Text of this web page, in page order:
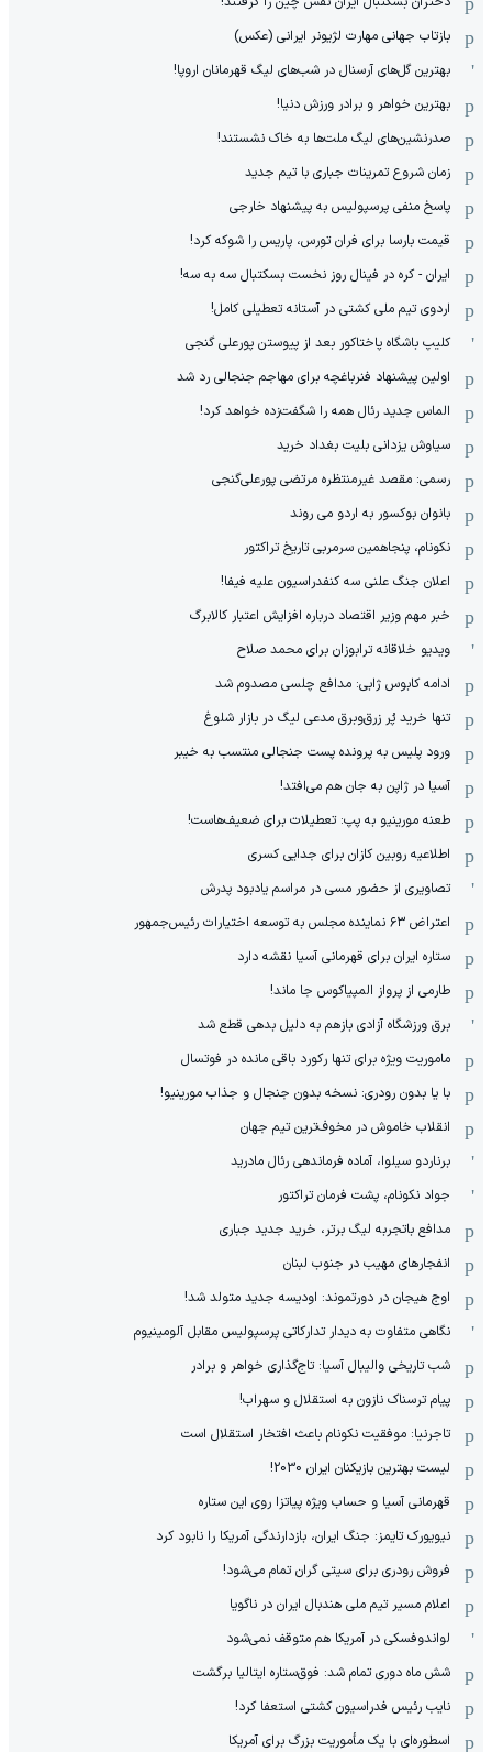
بازتاب جهانی مهارت لژیونر ایرانی (عکس)
بهترین گل‌های آرسنال در شب‌های لیگ قهرمانان اروپا!
بهترین خواهر و برادر ورزش دنیا!
صدرنشین‌های لیگ ملت‌ها به خاک نشستند!
زمان شروع تمرینات جباری با تیم جدید
پاسخ منفی پرسپولیس به پیشنهاد خارجی
قیمت بارسا برای فران تورس، پاریس را شوکه کرد!
ایران - کره در فینال روز نخست بسکتبال سه به سه!
اردوی تیم ملی کشتی در آستانه تعطیلی کامل!
کلیپ باشگاه پاختاکور بعد از پیوستن پورعلی گنجی
اولین پیشنهاد فنرباغچه برای مهاجم جنجالی رد شد
الماس جدید رئال همه را شگفت‌زده خواهد کرد!
سیاوش یزدانی بلیت بغداد خرید
رسمی: مقصد غیرمنتظره مرتضی پورعلی‌گنجی
بانوان بوکسور به اردو می روند
نکونام، پنجاهمین سرمربی تاریخ تراکتور
اعلان جنگ علنی سه کنفدراسیون علیه فیفا!
خبر مهم وزیر اقتصاد درباره افزایش اعتبار کالابرگ
ویدیو خلاقانه ترابوزان برای محمد صلاح
ادامه کابوس ژابی: مدافع چلسی مصدوم شد
تنها خرید پُر زرق‌وبرق مدعی لیگ در بازار شلوغ
ورود پلیس به پرونده پست جنجالی منتسب به خیبر
آسیا در ژاپن به جان هم می‌افتد!
طعنه مورینیو به پپ: تعطیلات برای ضعیف‌هاست!
اطلاعیه روبین کازان برای جدایی کسری
تصاویری از حضور مسی در مراسم یادبود پدرش
اعتراض ۶۳ نماینده مجلس به توسعه اختیارات رئیس‌جمهور
ستاره ایران برای قهرمانی آسیا نقشه دارد
طارمی از پرواز المپیاکوس جا ماند!
برق ورزشگاه آزادی بازهم به دلیل بدهی قطع شد
ماموریت ویژه برای تنها رکورد باقی مانده در فوتسال
با یا بدون رودری: نسخه بدون جنجال و جذاب مورینیو!
انقلاب خاموش در مخوف‌‌ترین تیم جهان
برناردو سیلوا، آماده فرماندهی رئال مادرید
جواد نکونام، پشت فرمان تراکتور
مدافع باتجربه لیگ برتر، خرید جدید جباری
انفجارهای مهیب در جنوب لبنان
اوج هیجان در دورتموند: اودیسه جدید متولد شد!
نگاهی متفاوت به دیدار تدارکاتی پرسپولیس مقابل آلومینیوم
شب تاریخی والیبال آسیا: تاج‌گذاری خواهر و برادر
پیام ترسناک نازون به استقلال و سهراب!
تاجرنیا: موفقیت نکونام باعث افتخار استقلال است
لیست بهترین بازیکنان ایران 2030!
قهرمانی آسیا و حساب ویژه پیاتزا روی این ستاره
نیویورک تایمز: جنگ ایران، بازدارندگی آمریکا را نابود کرد
فروش رودری برای سیتی گران تمام می‌شود!
اعلام مسیر تیم ملی هندبال ایران در ناگویا
لواندوفسکی در آمریکا هم متوقف نمی‌شود
شش ماه دوری تمام شد: فوق‌ستاره ایتالیا برگشت
نایب رئیس فدراسیون کشتی استعفا کرد!
اسطوره‌ای با یک مأموریت بزرگ برای آمریکا